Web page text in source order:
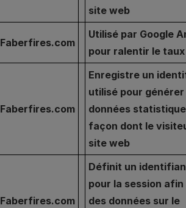
site web
Faberfires.com
Utilisé par Google
pour ralentir le
Faberfires.com
Enregistre un
utilisé pour générer
données
façon dont le
site web
Faberfires.com
Définit un
pour la session afin
des données sur le